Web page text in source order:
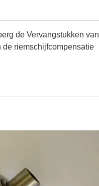
de Vervangstukken van
riemschijfcompensatie